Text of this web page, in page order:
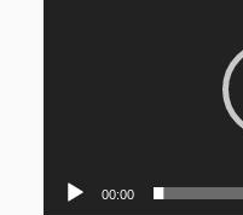
00:00